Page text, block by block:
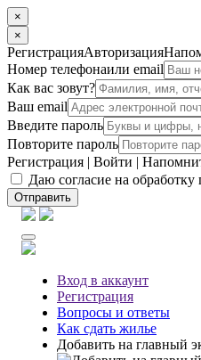
×
×
РегистрацияАвторизация
Номер телефонаили email
Как вас зовут?
Ваш email
Введите пароль
Повторите пароль
Регистрация | Войти |
Даю согласие на
Отправить
Вход в аккаунт
Регистрация
Вопросы и ответы
Как сдать жилье
Добавить на главный